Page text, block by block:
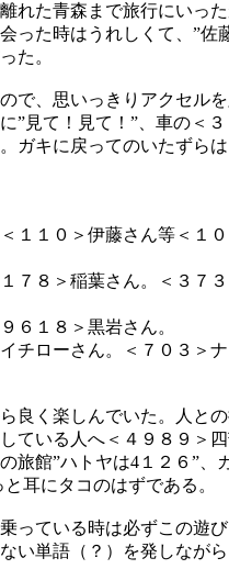
れた青森まで旅行にいっ
った時はうれしくて、”佐
た。
で、思いっきりアクセル
”見て！見て！”、車の＜
ガキに戻ってのいたずら
１０＞伊藤さん等＜１
８＞稲葉さん。＜３７
１８＞黒岩さん。
ローさん。＜７０３＞
良く楽しんでいた。人と
ている人へ＜４９８９＞
旅館”ハトヤは4１２６”、
耳にタコのはずである。
っている時は必ずこの遊
い単語（？）を発しなが